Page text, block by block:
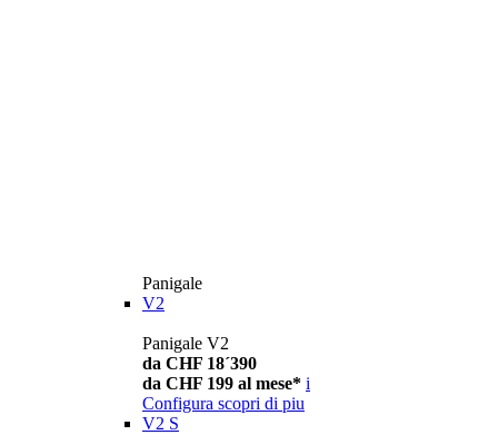
Panigale
V2
Panigale V2
da CHF 18´390
da CHF 199 al mese* i
Configura scopri di piu
V2 S